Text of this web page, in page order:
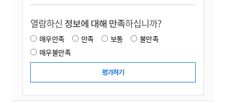
열람하신 정보에 대해 만족하십니까?
매우만족 만족 보통
불만족
매우불만족